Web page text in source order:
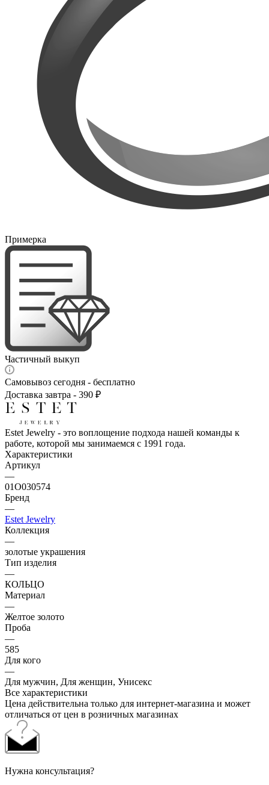
Примерка
Частичный выкуп
Самовывоз сегодня - бесплатно
Доставка завтра - 390 ₽
Estet Jewelry - это воплощение подхода нашей команды к
работе, которой мы занимаемся с 1991 года.
Характеристики
Артикул
—
01О030574
Бренд
—
Estet Jewelry
Коллекция
—
золотые украшения
Тип изделия
—
КОЛЬЦО
Материал
—
Желтое золото
Проба
—
585
Для кого
—
Для мужчин, Для женщин, Унисекс
Все характеристики
Цена действительна только для интернет-магазина и может
отличаться от цен в розничных магазинах
Нужна консультация?